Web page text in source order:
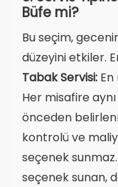
Büfe mi?
Bu seçim,
düzeyini etkiler.
Tabak Servisi:
Her misafire
önceden
kontrolü ve
seçenek sunmaz.
seçenek sunan,